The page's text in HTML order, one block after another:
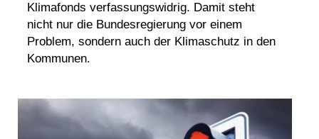
Klimafonds verfassungswidrig. Damit steht
nicht nur die Bundesregierung vor einem
Problem, sondern auch der Klimaschutz in den
Kommunen.